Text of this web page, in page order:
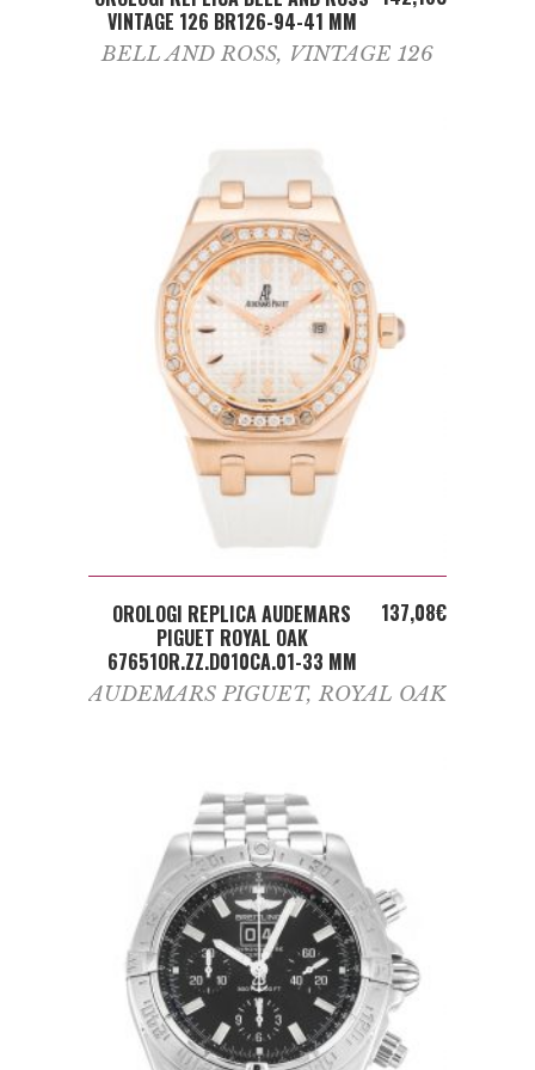
VINTAGE 126 BR126-94-41 MM
BELL AND ROSS, VINTAGE 126
ADD TO CART
OROLOGI REPLICA AUDEMARS
PIGUET ROYAL OAK
67651OR.ZZ.D010CA.01-33 MM
137,08€
AUDEMARS PIGUET, ROYAL OAK